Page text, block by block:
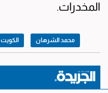
المخدرات.
محمد الشرهان الكويت